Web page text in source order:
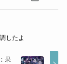
したよ
果